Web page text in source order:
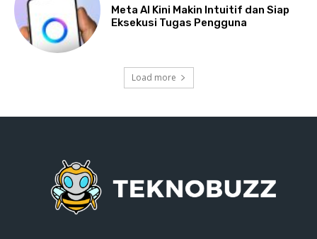
Meta AI Kini Makin Intuitif dan Siap
Eksekusi Tugas Pengguna
Load more